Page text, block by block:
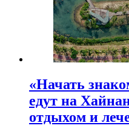
«Начать
едут на
отдыхом и